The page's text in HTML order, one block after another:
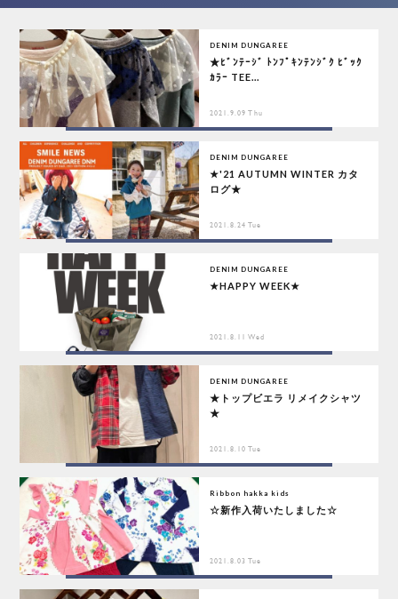
DENIM DUNGAREE
★ﾋﾞﾝﾃｰｼﾞ ﾄﾝﾌﾟｷﾝﾃﾝｼﾞｸ ﾋﾞｯｸ
ｶﾗｰ TEE...
2021.9.09 Thu
DENIM DUNGAREE
★'21 AUTUMN WINTER カタ
ログ★
2021.8.24 Tue
DENIM DUNGAREE
★HAPPY WEEK★
2021.8.11 Wed
DENIM DUNGAREE
★トップビエラ リメイクシャツ
★
2021.8.10 Tue
Ribbon hakka kids
☆新作入荷いたしました☆
2021.8.03 Tue